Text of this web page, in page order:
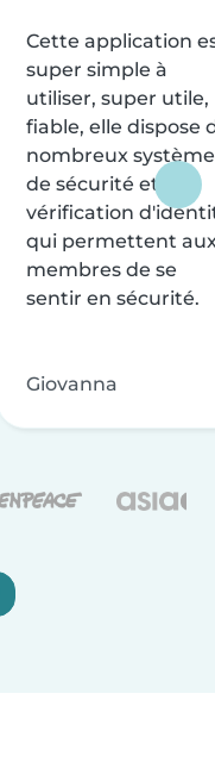
Cette application
super simple à
utiliser, super utile,
fiable, elle dispose
nombreux
de sécurité et de
vérification
qui permettent
membres de se
sentir en sécurité.
Giovanna